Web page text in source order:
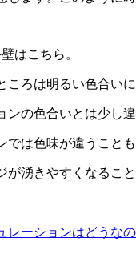
はこちら。
ろは明るい色合いに
の色合いとは少し違
は色味が違うこと
が湧きやすくなるこ
ーションはどうなの